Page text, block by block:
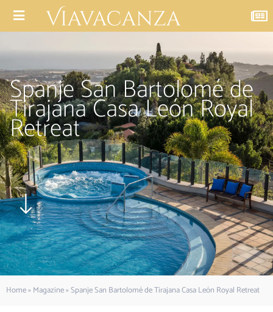
Spanje San Bartolomé de
Tirajana Casa León Royal
Retreat
Home»Magazine»Spanje San Bartolomé de Tirajana Casa León Royal Retreat